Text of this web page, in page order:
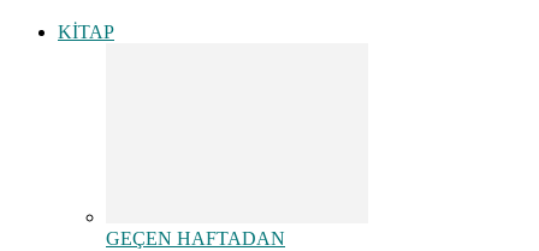
KİTAP
GEÇEN HAFTADAN